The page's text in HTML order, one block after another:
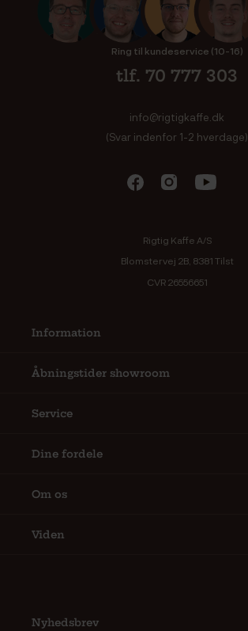
Ring til kundeservice (10-16)
tlf. 70 777 303
info@rigtigkaffe.dk
(Svar indenfor 1-2 hverdage)
Rigtig Kaffe A/S
Blomstervej 2B, 8381 Tilst
CVR 26556651
Information
Åbningstider showroom
Service
Dine fordele
Om os
Viden
Nyhedsbrev